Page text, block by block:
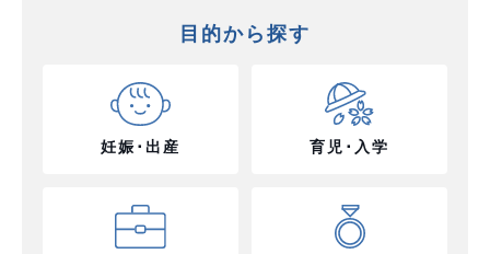
目的から探す
妊娠･出産 育児･入学